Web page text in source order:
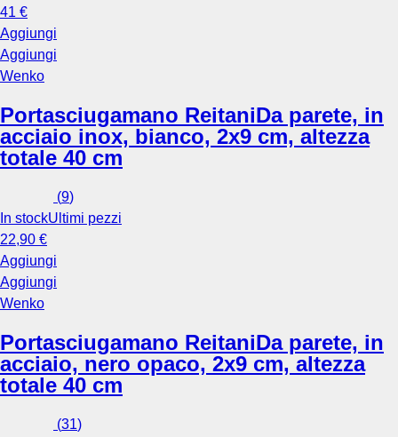
41 €
Aggiungi
Aggiungi
Wenko
Portasciugamano ReitaniDa parete, in
acciaio inox, bianco, 2x9 cm, altezza
totale 40 cm
(9)
In stockUltimi pezzi
22,90 €
Aggiungi
Aggiungi
Wenko
Portasciugamano ReitaniDa parete, in
acciaio, nero opaco, 2x9 cm, altezza
totale 40 cm
(31)